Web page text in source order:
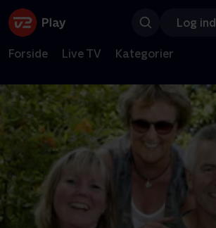
Log ind
Forside Live TV Kategorier